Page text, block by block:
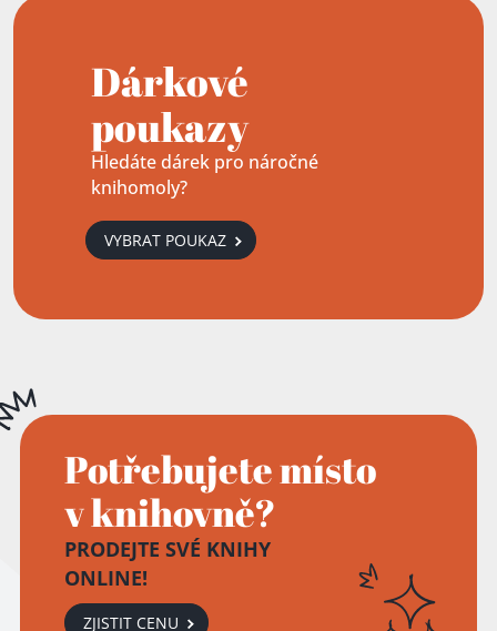
Dárkové
poukazy
Hledáte dárek pro náročné
knihomoly?
VYBRAT POUKAZ
Potřebujete místo
v knihovně?
PRODEJTE SVÉ KNIHY
ONLINE!
ZJISTIT CENU